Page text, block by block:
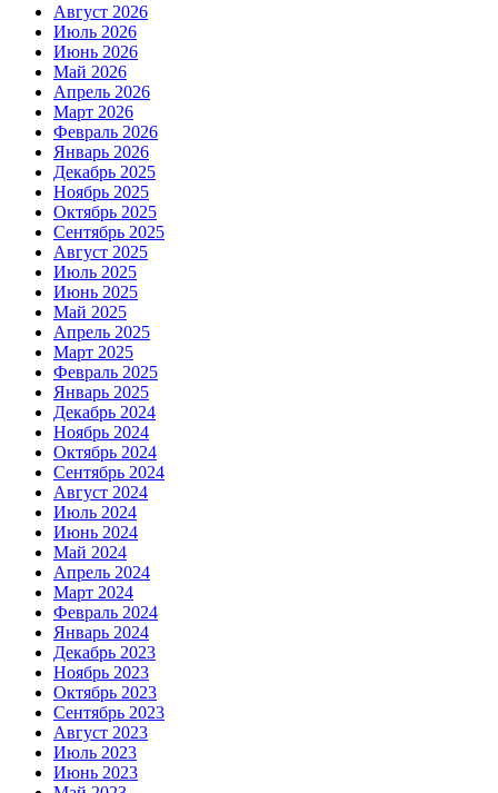
Август 2026
Июль 2026
Июнь 2026
Май 2026
Апрель 2026
Март 2026
Февраль 2026
Январь 2026
Декабрь 2025
Ноябрь 2025
Октябрь 2025
Сентябрь 2025
Август 2025
Июль 2025
Июнь 2025
Май 2025
Апрель 2025
Март 2025
Февраль 2025
Январь 2025
Декабрь 2024
Ноябрь 2024
Октябрь 2024
Сентябрь 2024
Август 2024
Июль 2024
Июнь 2024
Май 2024
Апрель 2024
Март 2024
Февраль 2024
Январь 2024
Декабрь 2023
Ноябрь 2023
Октябрь 2023
Сентябрь 2023
Август 2023
Июль 2023
Июнь 2023